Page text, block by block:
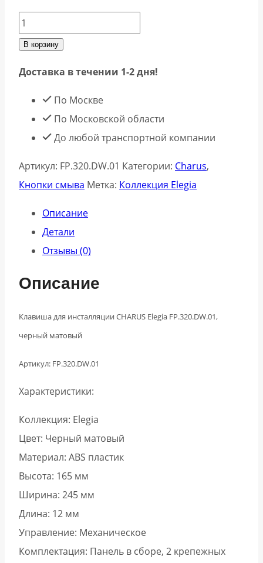
Количество
товара
смыва
Charus
Elegia
FP.320.DW.01
матовый
В корзину
Доставка в течении 1-2 дня!
По Москве
По Московской области
До любой транспортной компании
Артикул: FP.320.DW.01 Категории: Charus,
Кнопки смыва Метка: Коллекция Elegia
Описание
Детали
Отзывы (0)
Описание
Клавиша для инсталляции CHARUS Elegia FP.320.DW.01,
черный матовый
Артикул: FP.320.DW.01
Характеристики:
Коллекция: Elegia
Цвет: Черный матовый
Материал: ABS пластик
Высота: 165 мм
Ширина: 245 мм
Длина: 12 мм
Управление: Механическое
Комплектация: Панель в сборе, 2 крепежных